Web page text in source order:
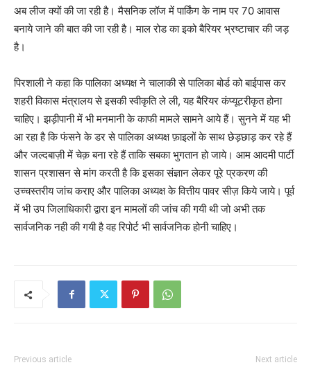
अब लीज क्यों की जा रही है। मैसनिक लॉज में पार्किंग के नाम पर 70 आवास
बनाये जाने की बात की जा रही है। माल रोड का इको बैरियर भ्रष्टाचार की जड़
है।
पिरशाली ने कहा कि पालिका अध्यक्ष ने चालाकी से पालिका बोर्ड को बाईपास कर
शहरी विकास मंत्रालय से इसकी स्वीकृति ले ली, यह बैरियर कंप्यूटरीकृत होना
चाहिए। झड़ीपानी में भी मनमानी के काफी मामले सामने आये हैं। सुनने में यह भी
आ रहा है कि फंसने के डर से पालिका अध्यक्ष फ़ाइलों के साथ छेड़छाड़ कर रहे हैं
और जल्दबाज़ी में चेक़ बना रहे हैं ताकि सबका भुगतान हो जाये। आम आदमी पार्टी
शासन प्रशासन से मांग करती है कि इसका संज्ञान लेकर पूरे प्रकरण की
उच्चस्तरीय जांच कराए और पालिका अध्यक्ष के वित्तीय पावर सीज़ किये जाये। पूर्व
में भी उप जिलाधिकारी द्वारा इन मामलों की जांच की गयी थी जो अभी तक
सार्वजनिक नही की गयी है वह रिपोर्ट भी सार्वजनिक होनी चाहिए।
Previous article Next article